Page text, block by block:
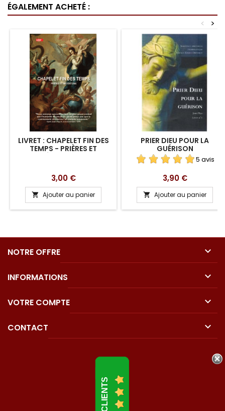
ÉGALEMENT ACHETÉ :
>
<
LIVRET : CHAPELET FIN DES
TEMPS - PRIÈRES ET
Prix
3,00 €
 Ajouter au panier
PRIER DIEU POUR LA
GUÉRISON
5 avis
Prix
3,90 €
 Ajouter au panier
NOTRE OFFRE 
INFORMATIONS 
VOTRE COMPTE 
CONTACT 